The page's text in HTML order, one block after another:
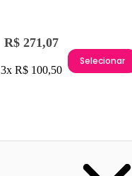
R$ 271,07
3x R$ 100,50
Selecionar